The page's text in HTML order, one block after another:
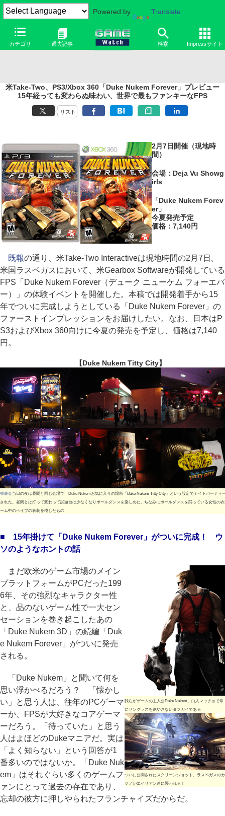
Powered by Translate
カテゴリ 過去記事 検索 Impressサイト
米Take-Two、PS3/Xbox 360「Duke Nukem Forever」プレビュー
15年経っても変わらぬ味わい、世界で最もファンキーなFPS
リスト
2月7日開催（現地時
間）
会場：Deja Vu Showg
irls
「Duke Nukem Forev
er」
今夏発売予定
価格：7,140円
既報の通り、米Take-Two Interactiveは現地時間の2月7日、
米国ラスベガスにおいて、米Gearbox Softwareが開発している
FPS「Duke Nukem Forever（デューク ニューケム フォーエバ
ー）」の体験イベントを開催した。本稿では開発着手から15
年でついに完成しようとしている「Duke Nukem Forever」の
ファーストインプレッションをお届けしたい。なお、日本はP
S3およびXbox 360向けに今夏の発売を予定し、価格は7,140
円。
【Duke Nukem Titty City】
発表会当日の夜は昼間と同じ会場で、Duke Nukemお気に入りの場所「Duke Nukem Titty City」という設定でナイトパーティ
された。昼間とは打って変わって試遊台は少なくなりポールダンスを楽しめた。ちなみにポールダンスを踊っている女性の
ーム中のベイブの衣装を模したもの
■ 15年掛けて「Duke Nukem Forever」がついに完成！ ウ
ソのようなホントの話
我らがゲームの主人公Duke Nukem。白人マッチョで常
にサングラスを絶やさないタフガイである
ついに公開されたスクリーンショット。ラスベガスのカ
ジノがエイリアン達に襲われる！
まだ欧米のゲーム市場のメイン
プラットフォームがPCだった199
6年、その強烈なキャラクター性
と、品のないゲーム性で一大セン
セーションを巻き起こしたあの
「Duke Nukem 3D」の続編「Duk
e Nukem Forever」がついに発売
される。
「Duke Nukem」と聞いて何を
思い浮かべるだろう？ 「懐かし
い」と思う人は、往年のPCゲーマ
ーか、FPSが大好きなコアゲーマ
ーだろう。「待っていた」と思う
人はよほどのDukeマニアだ。実は
「よく知らない」という回答が1
番多いのではないか。「Duke Nuk
em」はそれぐらい多くのゲームフ
ァンにとって過去の存在であり、
忘却の彼方に押しやられたフランチャイズだからだ。